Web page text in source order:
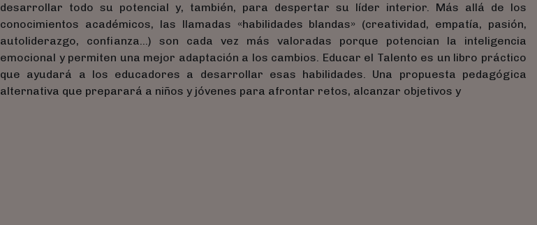
desarrollar todo su potencial y, también, para despertar su líder interior. Más allá de los
conocimientos académicos, las llamadas «habilidades blandas» (creatividad, empatía, pasión,
autoliderazgo, confianza…) son cada vez más valoradas porque potencian la inteligencia
emocional y permiten una mejor adaptación a los cambios. Educar el Talento es un libro práctico
que ayudará a los educadores a desarrollar esas habilidades. Una propuesta pedagógica
alternativa que preparará a niños y jóvenes para afrontar retos, alcanzar objetivos y